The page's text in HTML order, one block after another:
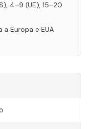
4–9 (UE), 15–20
Europa e EUA